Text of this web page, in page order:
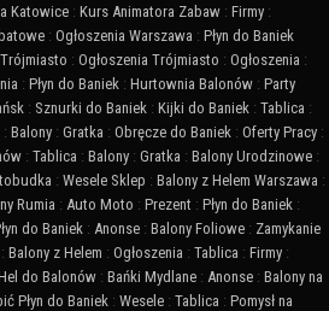
Katowice : Kurs Animatora Zabaw : Firmy :
: Ogłoszenia Warszawa : Płyn do Baniek
: Ogłoszenia Trójmiasto : Ogłoszenia :
: Płyn do Baniek : Hurtownia Balonów : Party
: Sznurki do Baniek : Kijki do Baniek : Tablica :
: Balony : Gratka : Obręcze do Baniek : Oferty Pracy :
: Tablica : Balony : Gratka : Balony Urodzinowe :
: Wesele Sklep : Balony z Helem Warszawa :
Rumia : Auto Moto : Prezent : Płyn do Baniek :
do Baniek : Anonse : Balony Foliowe : Zamykanie
: Balony z Helem : Ogłoszenia : Tablica : Firmy :
do Balonów : Bańki Mydlane : Anonse : Balony na
Płyn do Baniek : Wesele : Tablica : Pomysł na